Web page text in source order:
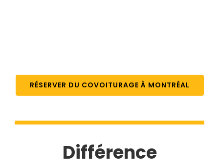
RÉSERVER DU COVOITURAGE À MONTRÉAL
Différence